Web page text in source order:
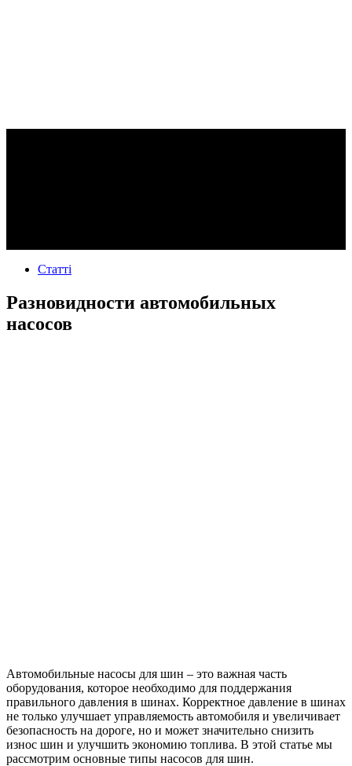
Статті
Разновидности автомобильных
насосов
Автомобильные насосы для шин – это важная часть
оборудования, которое необходимо для поддержания
правильного давления в шинах. Корректное давление в шинах
не только улучшает управляемость автомобиля и увеличивает
безопасность на дороге, но и может значительно снизить
износ шин и улучшить экономию топлива. В этой статье мы
рассмотрим основные типы насосов для шин.